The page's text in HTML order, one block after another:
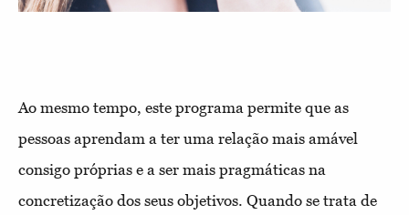
Ao mesmo tempo, este programa permite que as
pessoas aprendam a ter uma relação mais amável
consigo próprias e a ser mais pragmáticas na
concretização dos seus objetivos. Quando se trata de